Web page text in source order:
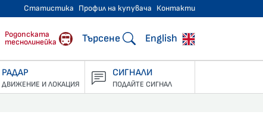
Статистика Профил на купувача Контакти
превози
Родопската
теснолинейка
Търсене English
РАДАР
ДВИЖЕНИЕ И ЛОКАЦИЯ
СИГНАЛИ
ПОДАЙТЕ СИГНАЛ